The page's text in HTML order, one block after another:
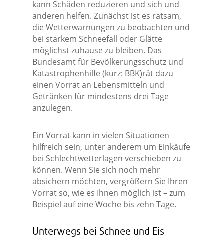
kann Schäden reduzieren und sich und
anderen helfen. Zunächst ist es ratsam,
die Wetterwarnungen zu beobachten und
bei starkem Schneefall oder Glätte
möglichst zuhause zu bleiben. Das
Bundesamt für Bevölkerungsschutz und
Katastrophenhilfe (kurz: BBK)rät dazu
einen Vorrat an Lebensmitteln und
Getränken für mindestens drei Tage
anzulegen.
Ein Vorrat kann in vielen Situationen
hilfreich sein, unter anderem um Einkäufe
bei Schlechtwetterlagen verschieben zu
können. Wenn Sie sich noch mehr
absichern möchten, vergrößern Sie Ihren
Vorrat so, wie es Ihnen möglich ist – zum
Beispiel auf eine Woche bis zehn Tage.
Unterwegs bei Schnee und Eis